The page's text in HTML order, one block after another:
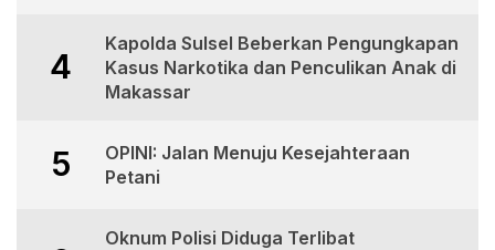
4
Kapolda Sulsel Beberkan Pengungkapan
Kasus Narkotika dan Penculikan Anak di
Makassar
5
OPINI: Jalan Menuju Kesejahteraan
Petani
Oknum Polisi Diduga Terlibat